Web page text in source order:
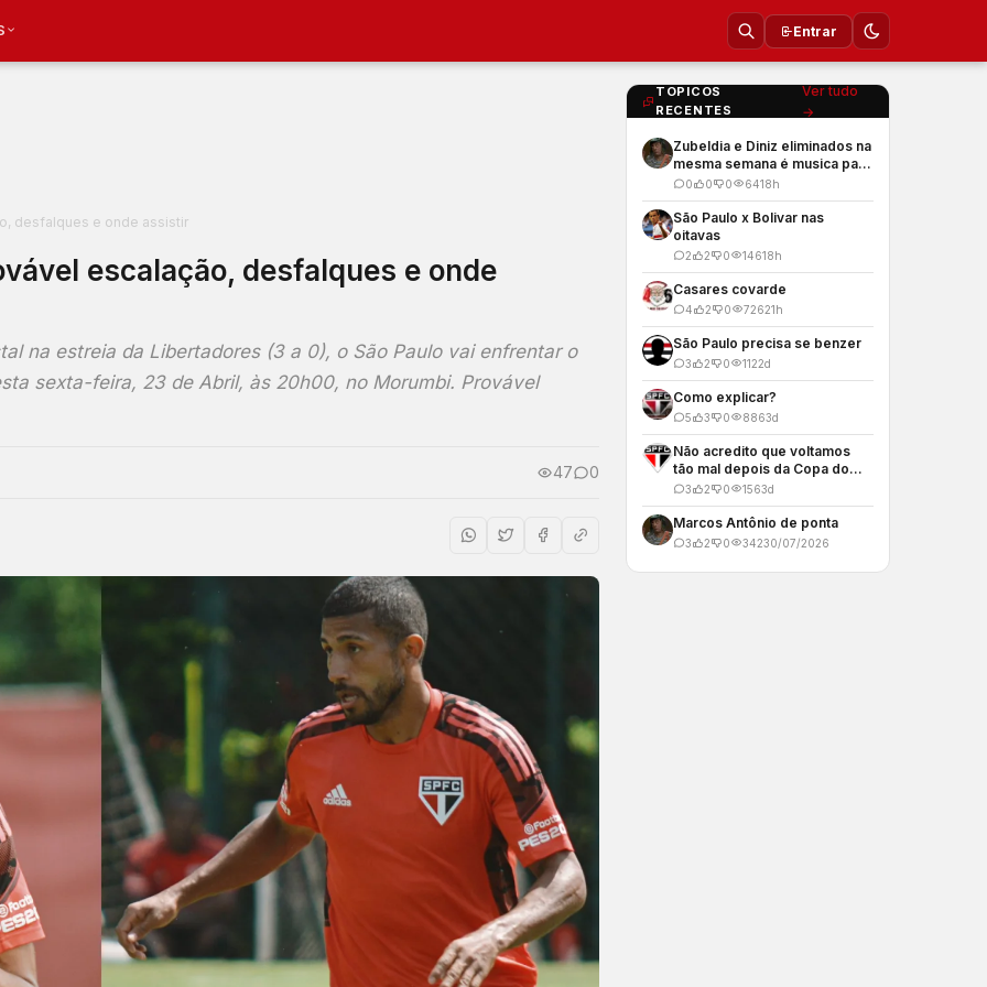
Entrar
desfalques e onde assistir
escalação, desfalques e onde
na estreia da Libertadores (3 a 0), o São Paulo vai enfrentar o
sexta-feira, 23 de Abril, às 20h00, no Morumbi. Provável
47 0
TOPICOS
RECENTES
Ver tudo
→
Zubeldia e Diniz eliminados na
mesma semana é musica para
os meus ouvidos
0 0 0 6418h
São Paulo x Bolivar nas
oitavas
2 2 0 14618h
Casares covarde
4 2 0 72621h
São Paulo precisa se benzer
3 2 0 1122d
Como explicar?
5 3 0 8863d
Não acredito que voltamos
tão mal depois da Copa do
Mundo
3 2 0 1563d
Marcos Antônio de ponta
3 2 0 34230/07/2026